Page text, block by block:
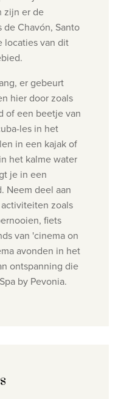
zijn er de
Chavón, Santo
locaties van dit
er gebeurt
hier door zoals
of een beetje van
les in het
in een kajak of
het kalme water
je in een
Neem deel aan
zoals
fiets
van 'cinema on
avonden in het
ontspanning die
by Pevonia.